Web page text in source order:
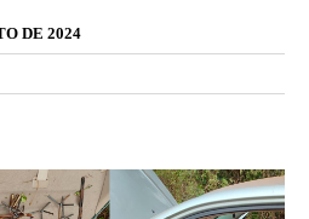
DE 2024